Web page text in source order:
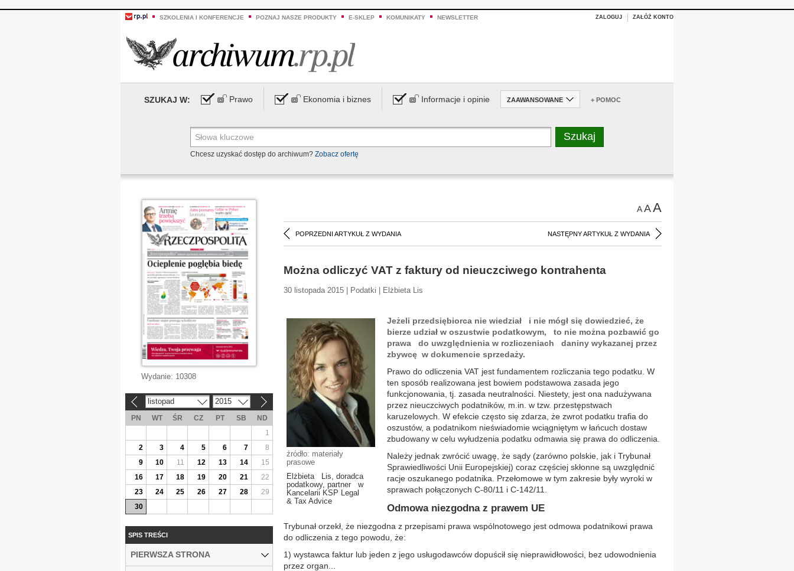
SZKOLENIA I KONFERENCJE POZNAJ NASZE PRODUKTY E-SKLEP KOMUNIKATY NEWSLETTER ZALOGUJ ZAŁÓŻ KONTO
SZUKAJ W: Prawo Ekonomia i biznes Informacje i opinie ZAAWANSOWANE + POMOC
Chcesz uzyskać dostęp do archiwum? Zobacz ofertę
AAA
POPRZEDNI ARTYKUŁ Z WYDANIA NASTĘPNY ARTYKUŁ Z WYDANIA
Można odliczyć VAT z faktury od nieuczciwego kontrahenta
30 listopada 2015 | Podatki | Elżbieta Lis
źródło: materiały
prasowe
Elżbieta Lis, doradca
podatkowy, partner w
Kancelarii KSP Legal
& Tax Advice
Jeżeli przedsiębiorca nie wiedział i nie mógł się dowiedzieć, że
bierze udział w oszustwie podatkowym, to nie można pozbawić go
prawa do uwzględnienia w rozliczeniach daniny wykazanej przez
zbywcę w dokumencie sprzedaży.
Prawo do odliczenia VAT jest fundamentem rozliczania tego podatku. W
ten sposób realizowana jest bowiem podstawowa zasada jego
funkcjonowania, tj. zasada neutralności. Niestety, jest ona nadużywana
przez nieuczciwych podatników, m.in. w tzw. przestępstwach
karuzelowych. W efekcie często się zdarza, że zwrot podatku trafia do
oszustów, a podatnikom nieświadomie wciągniętym w łańcuch dostaw
zbudowany w celu wyłudzenia podatku odmawia się prawa do odliczenia.
Należy jednak zwrócić uwagę, że sądy (zarówno polskie, jak i Trybunał
Sprawiedliwości Unii Europejskiej) coraz częściej skłonne są uwzględnić
racje oszukanego podatnika. Przełomowe w tym zakresie były wyroki w
sprawach połączonych C-80/11 i C-142/11.
Odmowa niezgodna z prawem UE
Trybunał orzekł, że niezgodna z przepisami prawa wspólnotowego jest odmowa podatnikowi prawa
do odliczenia z tego powodu, że:
1) wystawca faktur lub jeden z jego usługodawców dopuścił się nieprawidłowości, bez udowodnienia
przez organ...
Wydanie: 10308
listopad 2015
PN WT ŚR CZ PT SB
ND
1
2
3 4 5 6 7
8
9
10 11 12 13 14
15
16
17 18 19 20 21
22
23
24 25 26 27 28
29
30
SPIS TREŚCI
PIERWSZA STRONA